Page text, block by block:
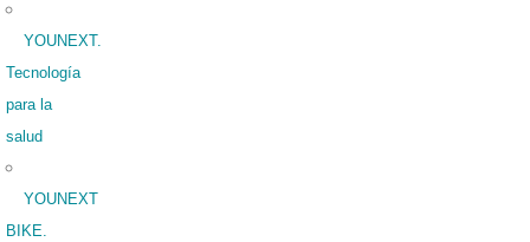
YOUNEXT.
Tecnología
para la
salud
YOUNEXT
BIKE.